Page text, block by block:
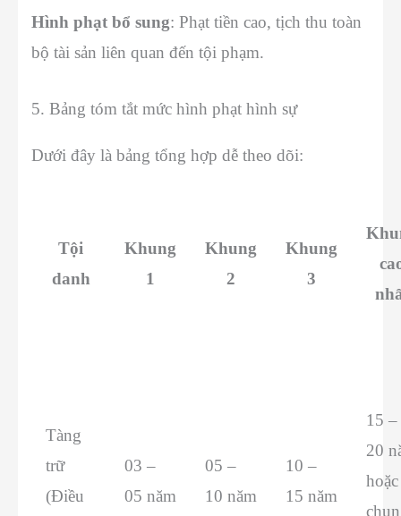
Hình phạt bổ sung: Phạt tiền cao, tịch thu toàn
bộ tài sản liên quan đến tội phạm.
5. Bảng tóm tắt mức hình phạt hình sự
Dưới đây là bảng tổng hợp dễ theo dõi:
Tội
danh
Khung
1
Khung
2
Khung
3
Tàng
trữ
(Điều
03 –
05 năm
05 –
10 năm
10 –
15 năm
15 –
20
hoặc